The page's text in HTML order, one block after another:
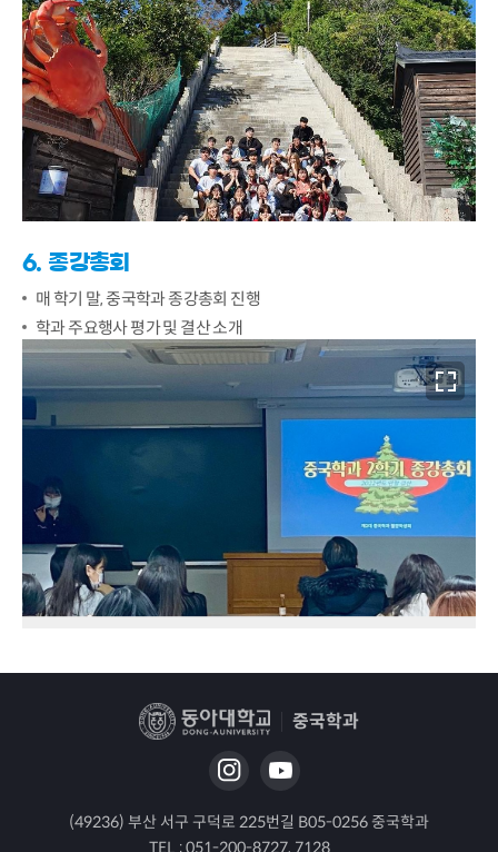
6. 종강총회
매 학기 말, 중국학과 종강총회 진행
학과 주요행사 평가 및 결산 소개
중국학과
(49236) 부산 서구 구덕로 225번길 B05-0256 중국학과
TEL :051-200-8727, 7128